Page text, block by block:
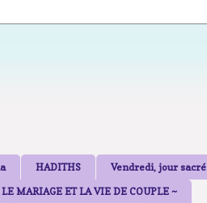
HADITHS Vendredi, jour sacré
LE MARIAGE ET LA VIE DE COUPLE ~